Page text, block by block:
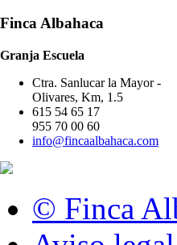
Finca Albahaca
Granja Escuela
Ctra. Sanlucar la Mayor -
Olivares, Km, 1.5
615 54 65 17
955 70 00 60
info@fincaalbahaca.com
© Finca